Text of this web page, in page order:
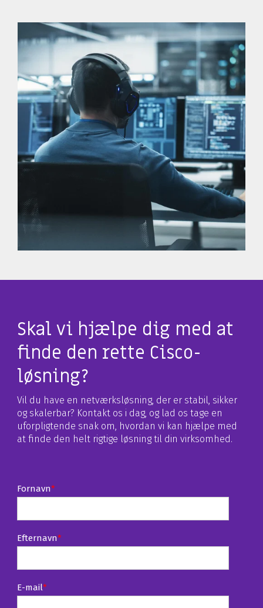
Skal vi hjælpe dig med at
finde den rette Cisco-
løsning?
Vil du have en netværksløsning, der er stabil, sikker
og skalerbar? Kontakt os i dag, og lad os tage en
uforpligtende snak om, hvordan vi kan hjælpe med
at finde den helt rigtige løsning til din virksomhed.
Fornavn*
Efternavn*
E-mail*